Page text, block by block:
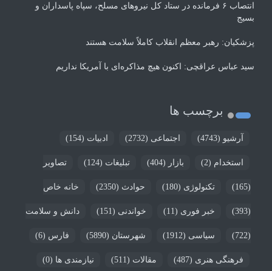
انتصاب ۶ فرمانده در ستاد کل نیروهای مسلح، سپاه پاسداران و
بسیج
پزشکیان: رهبر معظم انقلاب کاملاً سلامت هستند
سید عباس عراقچی: اکنون هیچ مذاکره‌ای با آمریکا نداریم
برچسب ها
آرشیو (4743) اجتماعی (2732) ادبیات (154)
استخدام (2) بازار (404) تبلیغات (124) تصاویر
(165) تکنولوژی (180) حوادث (2350) خانه خاص
(393) خبر فوری (11) خواندنی (151) دانش و سلامت
(722) سیاسی (1912) شهرستان (5890) فارس (6)
فرهنگی هنری (487) مقالات (511) نیازمندی ها (0)